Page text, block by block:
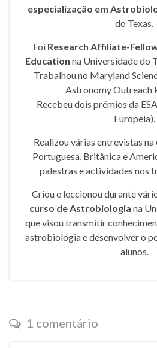
especialização em
do Texas.
Foi Research Affiliate-
Education na Universidade do
Trabalhou no Maryland
Astronomy Outreach
Recebeu dois prémios da
Europeia).
Realizou várias entrevistas
Portuguesa, Britânica e
palestras e actividades nos
Criou e leccionou durante
curso de Astrobiologia na
que visou transmitir
astrobiologia e desenvolver o
alunos.
1 comentário